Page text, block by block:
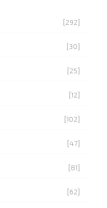
[292]
[30]
[25]
[12]
[102]
[47]
[81]
[62]